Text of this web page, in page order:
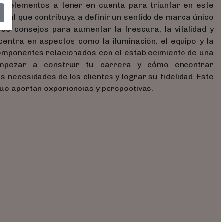
elementos a tener en cuenta para triunfar en este
que contribuya a definir un sentido de marca único
consejos para aumentar la frescura, la vitalidad y
en aspectos como la iluminación, el equipo y la
relacionados con el establecimiento de una
a construir tu carrera y cómo encontrar
necesidades de los clientes y lograr su fidelidad. Este
aportan experiencias y perspectivas.